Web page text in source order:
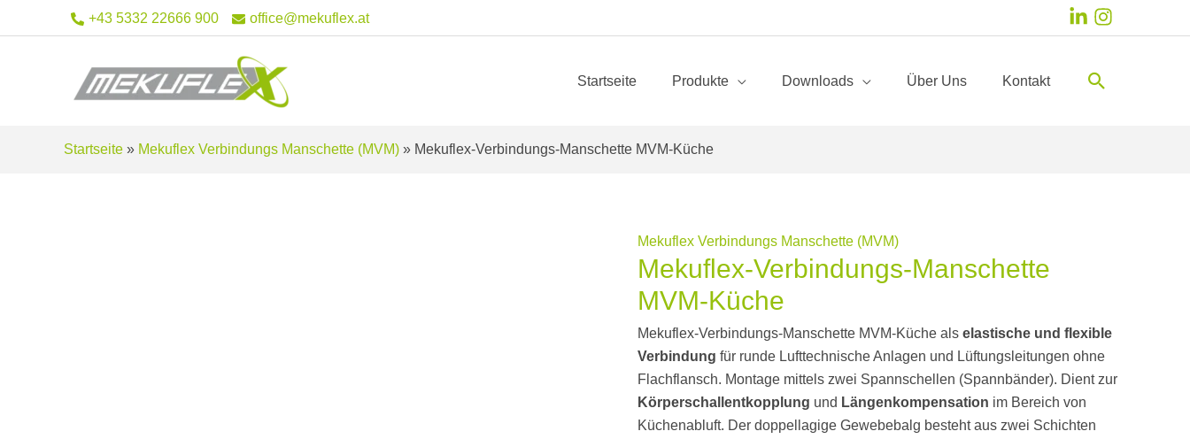
Inhalt
+43 5332 22666 900 office@mekuflex.at
Startseite Produkte Downloads Über Uns Kontakt Suchen
Startseite » Mekuflex Verbindungs Manschette (MVM) » Mekuflex-Verbindungs-Manschette MVM-Küche
Mekuflex Verbindungs Manschette (MVM)
Mekuflex-Verbindungs-Manschette
MVM-Küche
Mekuflex-Verbindungs-Manschette MVM-Küche als elastische und flexible
Verbindung für runde Lufttechnische Anlagen und Lüftungsleitungen ohne
Flachflansch. Montage mittels zwei Spannschellen (Spannbänder). Dient zur
Körperschallentkopplung und Längenkompensation im Bereich von
Küchenabluft. Der doppellagige Gewebebalg besteht aus zwei Schichten